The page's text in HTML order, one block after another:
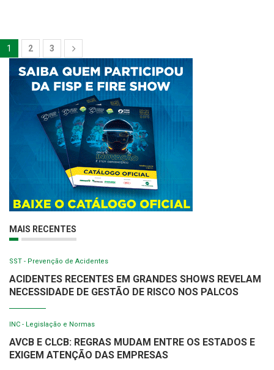
1 2 3
MAIS RECENTES
SST - Prevenção de Acidentes
ACIDENTES RECENTES EM GRANDES SHOWS REVELAM
NECESSIDADE DE GESTÃO DE RISCO NOS PALCOS
INC - Legislação e Normas
AVCB E CLCB: REGRAS MUDAM ENTRE OS ESTADOS E
EXIGEM ATENÇÃO DAS EMPRESAS